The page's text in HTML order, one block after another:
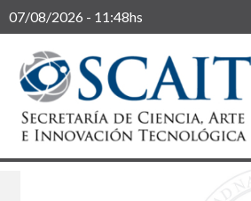
07/08/2026 - 11:48hs
Buscar